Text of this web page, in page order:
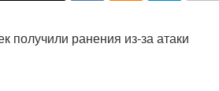
получили ранения из-за атаки